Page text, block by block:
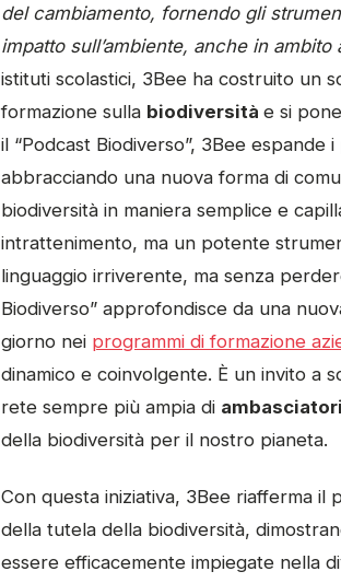
del cambiamento, fornendo gli
impatto sull’ambiente, anche in ambito
istituti scolastici, 3Bee ha costruito un
formazione sulla biodiversità e si
il “Podcast Biodiverso”, 3Bee
abbracciando una nuova forma di
biodiversità in maniera semplice e
intrattenimento, ma un potente
linguaggio irriverente, ma senza
Biodiverso” approfondisce da una
giorno nei programmi di formazione
dinamico e coinvolgente. È un invito a
rete sempre più ampia di
della biodiversità per il nostro pianeta.
Con questa iniziativa, 3Bee riafferma
della tutela della biodiversità,
essere efficacemente impiegate nella